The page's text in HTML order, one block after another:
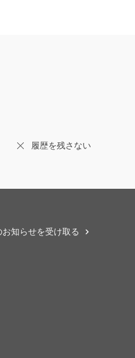
履歴を残さない
知らせを受け取る